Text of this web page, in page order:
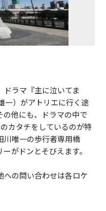
ドラマ『主に泣いてま
一）がアトリエに行く途
他にも、ドラマの中で
カタチをしているのが特
川唯一の歩行者専用橋
がドンとそびえます。
の問い合わせは各ロケ